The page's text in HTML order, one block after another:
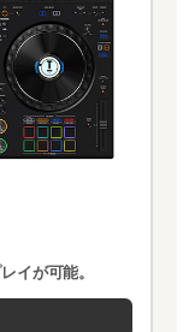
イが可能。